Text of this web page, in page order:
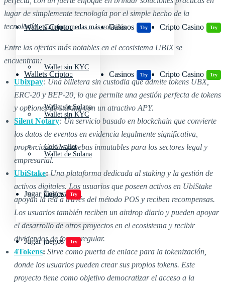
Wallets Cripto
Wallet sin KYC
Wallet de Solana
Cold wallet
Casinos Try Cripto Casino Try
Jugar juegos Try
Criptomonedas más volátiles
Wallets Cripto
Wallet sin KYC
Wallet de Solana
Cold wallet
Casinos Try Cripto Casino Try
Jugar juegos Try
lugar de simplemente tecnología por el simple hecho de la
tecnología.
Entre las ofertas más notables en el ecosistema UBIX se
encuentran:
Ubixpay: Una billetera sin custodia que admite tokens UBX,
ERC-20 y BEP-20, lo que permite una gestión perfecta de tokens
y opciones de staking con un atractivo APY.
Silent Notary: Un servicio basado en blockchain que convierte
los datos de eventos en evidencia legalmente significativa,
proporcionando pruebas inmutables para los sectores legal y
empresarial.
UbiStake: Una plataforma dedicada al staking y la gestión de
activos digitales. Los usuarios que poseen activos en UbiStake
apoyan la red a través del método POS y reciben recompensas.
Los usuarios también reciben un airdrop diario y pueden apoyar
el desarrollo de otros proyectos en el ecosistema y recibir
dividendos de forma regular.
4Tokens: Sirve como puerta de enlace para la tokenización,
donde los usuarios pueden crear sus propios tokens. Este
proyecto tiene como objetivo democratizar el acceso a la